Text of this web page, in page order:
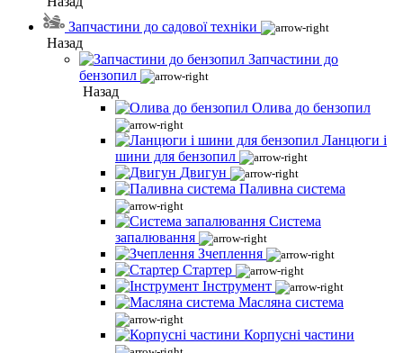
Запчастини до садової техніки
Назад
Запчастини до
бензопил
Назад
Олива до бензопил
Ланцюги і
шини для бензопил
Двигун
Паливна система
Система
запалювання
Зчеплення
Стартер
Інструмент
Масляна система
Корпусні частини